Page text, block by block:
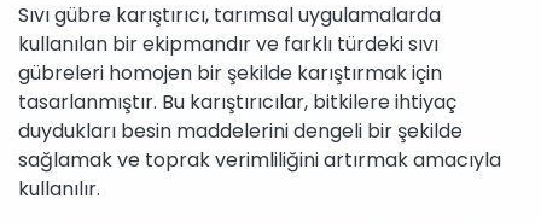
Sıvı gübre karıştırıcı, tarımsal uygulamalarda
kullanılan bir ekipmandır ve farklı türdeki sıvı
gübreleri homojen bir şekilde karıştırmak için
tasarlanmıştır. Bu karıştırıcılar, bitkilere ihtiyaç
duydukları besin maddelerini dengeli bir şekilde
sağlamak ve toprak verimliliğini artırmak amacıyla
kullanılır.